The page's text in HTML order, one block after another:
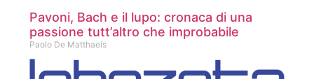
Pavoni, Bach e il lupo: cronaca di una
passione tutt’altro che improbabile
Paolo De Matthaeis